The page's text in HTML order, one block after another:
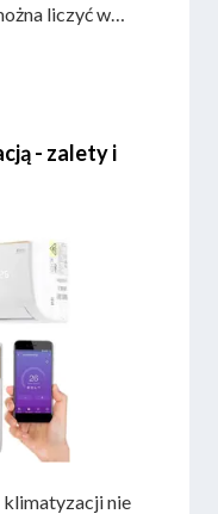
liczyć w
kwoty mogą
granicy.
- zalety i
nie